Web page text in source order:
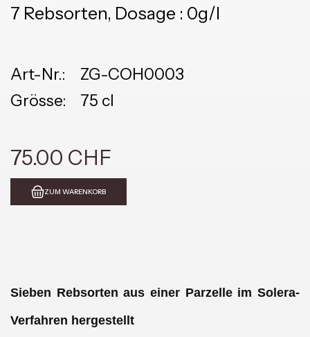
7 Rebsorten, Dosage : 0g/l
Art-Nr.:
ZG-COH0003
Grösse:
75 cl
75.00 CHF
ZUM WARENKORB
Sieben Rebsorten aus einer Parzelle im Solera-
Verfahren hergestellt